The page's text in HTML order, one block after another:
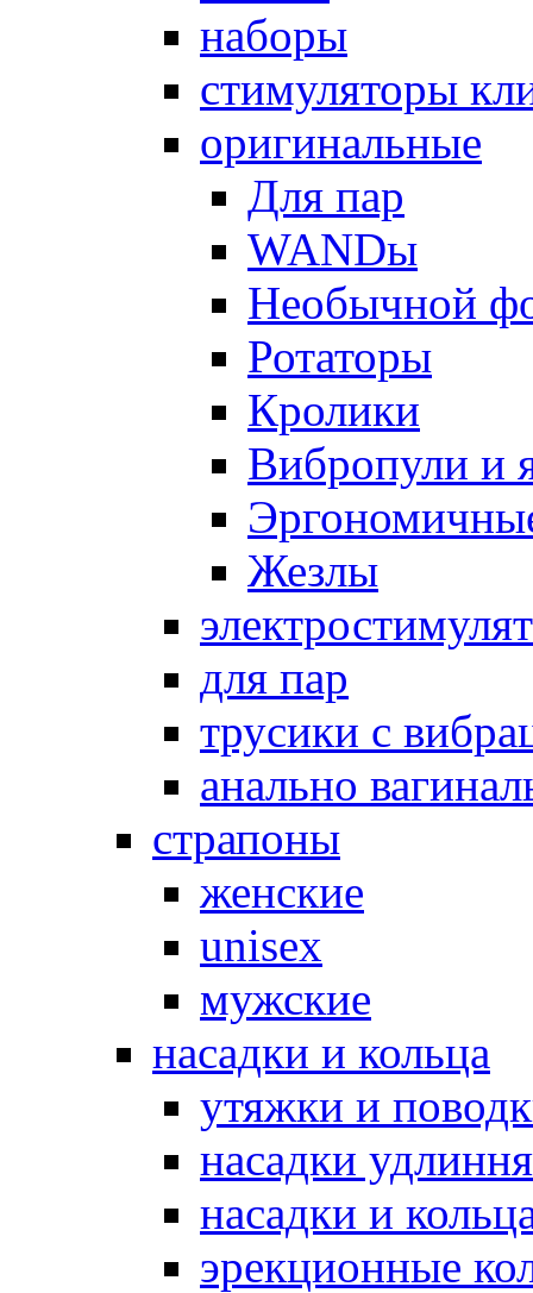
наборы
стимуляторы
оригинальные
Для пар
WANDы
Необычной
Ротаторы
Кролики
Вибропули и
Жезлы
для пар
трусики с
анально
страпоны
женские
unisex
мужские
насадки и кольца
утяжки и
насадки
насадки и
эрекционные